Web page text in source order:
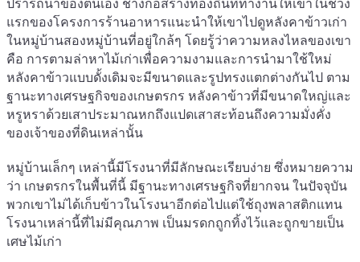
ปรารถนาของตนเอง ช่างก่อสร้างท้องถิ่นที่ทำงานให้เขาในช่วง
แรกของโครงการร้านอาหารแนะนำให้เขาไปดูหลังคาข้าวเก่า
ในหมู่บ้านสองหมู่บ้านที่อยู่ใกล้ๆ โดยรู้ว่าความหลงไหลของเขา
คือ การตามล่าหาไม้เก่าเพื่อความงามและการนำมาใช้ใหม่
หลังคาข้าวแบบดั้งเดิมจะมีขนาดและรูปทรงแตกต่างกันไป ตาม
ฐานะทางเศรษฐกิจของเกษตรกร หลังคาข้าวที่มีขนาดใหญ่และ
หรูหราด้วยเสาประมาณหกถึงแปดเสาสะท้อนถึงความมั่งคั่ง
ของเจ้าของที่ดินเหล่านั้น
หมู่บ้านเล็กๆ เหล่านี้มีโรงนาที่มีลักษณะเรียบง่าย ซึ่งหมายความ
ว่า เกษตรกรในพื้นที่นี้ มีฐานะทางเศรษฐกิจที่ยากจน ในปัจจุบัน
พวกเขาไม่ได้เก็บข้าวในโรงนาอีกต่อไปแต่ใช้ถุงพลาสติกแทน
โรงนาเหล่านี้ที่ไม่มีคุณภาพ เป็นมรดกถูกทิ้งไว้และถูกขายเป็น
เศษไม้เก่า